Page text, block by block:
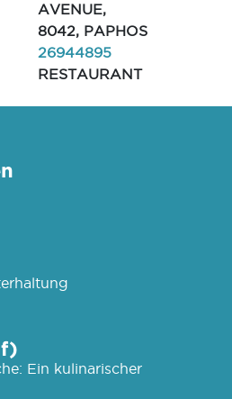
AVENUE,
8042, PAPHOS
26944895
RESTAURANT
Ein kulinarischer